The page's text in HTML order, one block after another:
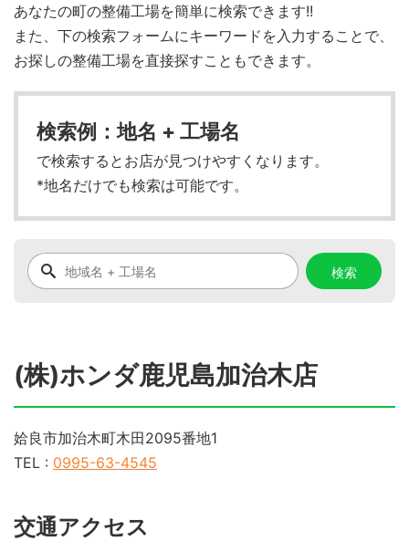
あなたの町の整備工場を簡単に検索できます!!
また、下の検索フォームにキーワードを入力することで、
お探しの整備工場を直接探すこともできます。
検索例：地名 + 工場名
で検索するとお店が見つけやすくなります。
*地名だけでも検索は可能です。
(株)ホンダ鹿児島加治木店
姶良市加治木町木田2095番地1
TEL : 0995-63-4545
交通アクセス